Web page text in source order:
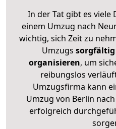
In der Tat gibt es viele
einem Umzug nach
wichtig, sich Zeit zu
Umzugs sorgfältig
organisieren, um
reibungslos
Umzugsfirma kann
Umzug von Berlin
erfolgreich